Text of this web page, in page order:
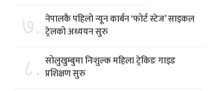
७. नेपालकै पहिलो न्यून कार्बन ‘फोर्ट स्टेज’ साइकल
ट्रेलको अध्ययन सुरु
८. सोलुखुम्बुमा निःशुल्क महिला ट्रेकिङ गाइड
प्रशिक्षण सुरु